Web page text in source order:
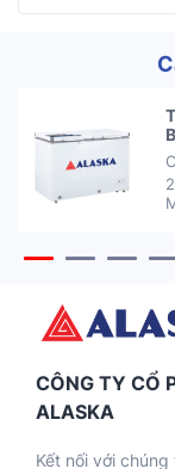
CÔNG TY CỔ
ALASKA
Kết nối với chúng